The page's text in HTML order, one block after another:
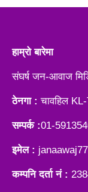
हाम्रो बारेमा
संघर्ष जन-आवाज
ठेनगा : चावहिल
सम्पर्क :01-
इमेल :
कम्पनि दर्ता नं :